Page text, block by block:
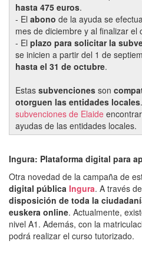
hasta 475 euros.
- El abono de la ayuda se
mes de diciembre y al finalizar el
- El plazo para solicitar la
se inicien a partir del 1 de
hasta el 31 de octubre.
Estas subvenciones son
otorguen las entidades locales
subvenciones de Elaide
ayudas de las entidades locales.
Ingura: Plataforma digital para
Otra novedad de la campaña de
digital pública Ingura. A través
disposición de toda la
euskera online. Actualmente,
nivel A1. Además, con la
podrá realizar el curso tutorizado.